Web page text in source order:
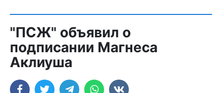
"ПСЖ" объявил о
подписании Магнеса
Аклиуша